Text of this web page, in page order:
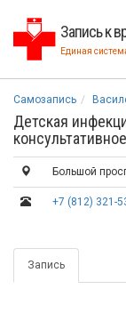
Запись к
Единая
Самозапись
Детская
Большой
+7 (812) 321-
Запись